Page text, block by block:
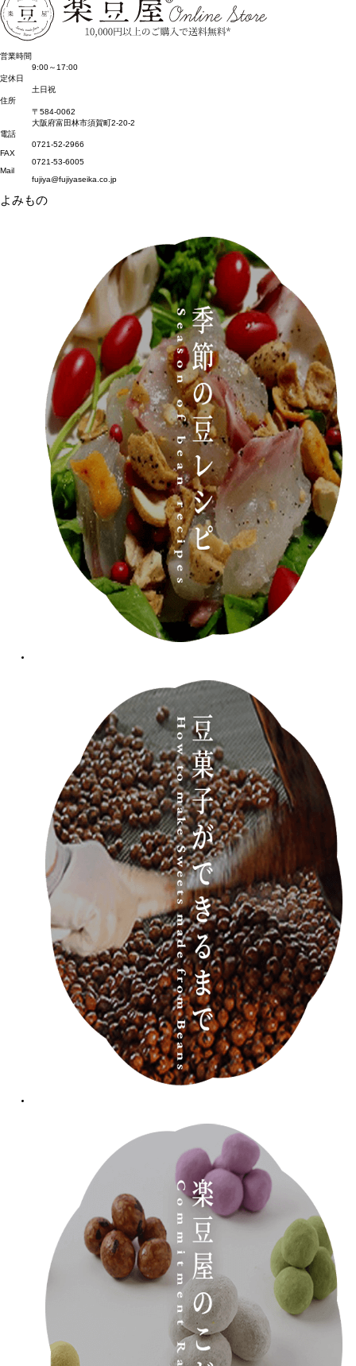
営業時間
9:00～17:00
定休日
土日祝
住所
〒584-0062
大阪府富田林市須賀町2-20-2
電話
0721-52-2966
FAX
0721-53-6005
Mail
fujiya@fujiyaseika.co.jp
よみもの